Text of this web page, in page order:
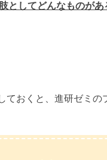
としてどんなものがあ
ておくと、進研ゼミの